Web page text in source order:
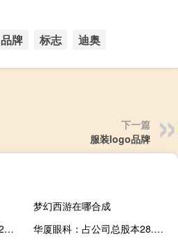
品牌 标志 迪奥
下一篇
服装logo品牌
梦幻西游在哪合成
卓航控股股价闪崩现跌超72%公司与中发合作拟建设生物医药、新材料产业园
华厦眼科：占公司总股本28.43%的限售股将于11月7日解禁上市